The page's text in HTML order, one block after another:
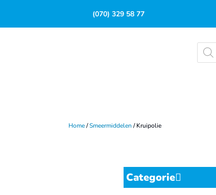
(070) 329 58 77
Home/Smeermiddelen / Kruipolie
Categorie